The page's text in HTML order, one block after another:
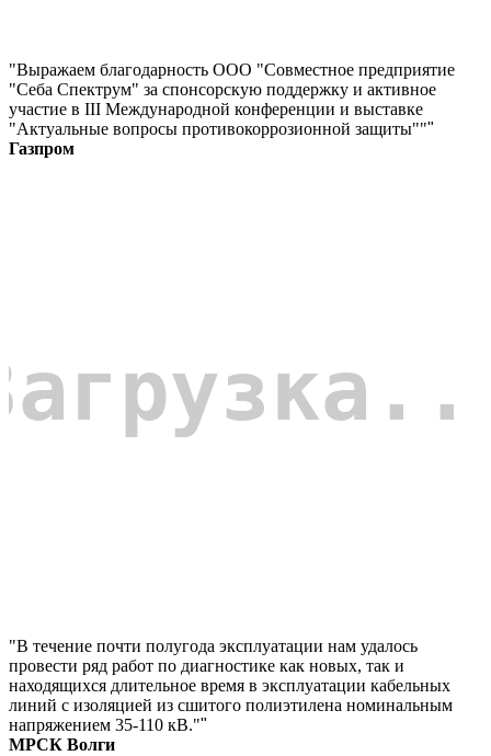
"Выражаем благодарность ООО "Совместное предприятие
"Себа Спектрум" за спонсорскую поддержку и активное
участие в III Международной конференции и выставке
"Актуальные вопросы противокоррозионной защиты"""
Газпром
"В течение почти полугода эксплуатации нам удалось
провести ряд работ по диагностике как новых, так и
находящихся длительное время в эксплуатации кабельных
линий с изоляцией из сшитого полиэтилена номинальным
напряжением 35-110 кВ.""
МРСК Волги